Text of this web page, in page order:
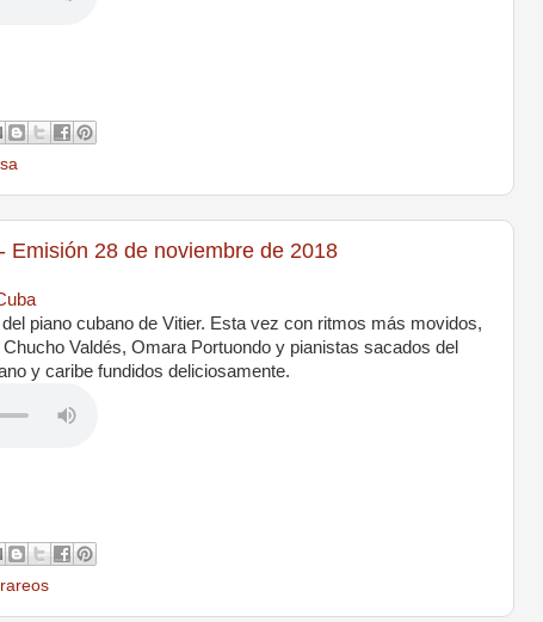
Emisión 28 de noviembre de 2018
piano cubano de Vitier. Esta vez con ritmos más movidos,
Valdés, Omara Portuondo y pianistas sacados del
y caribe fundidos deliciosamente.